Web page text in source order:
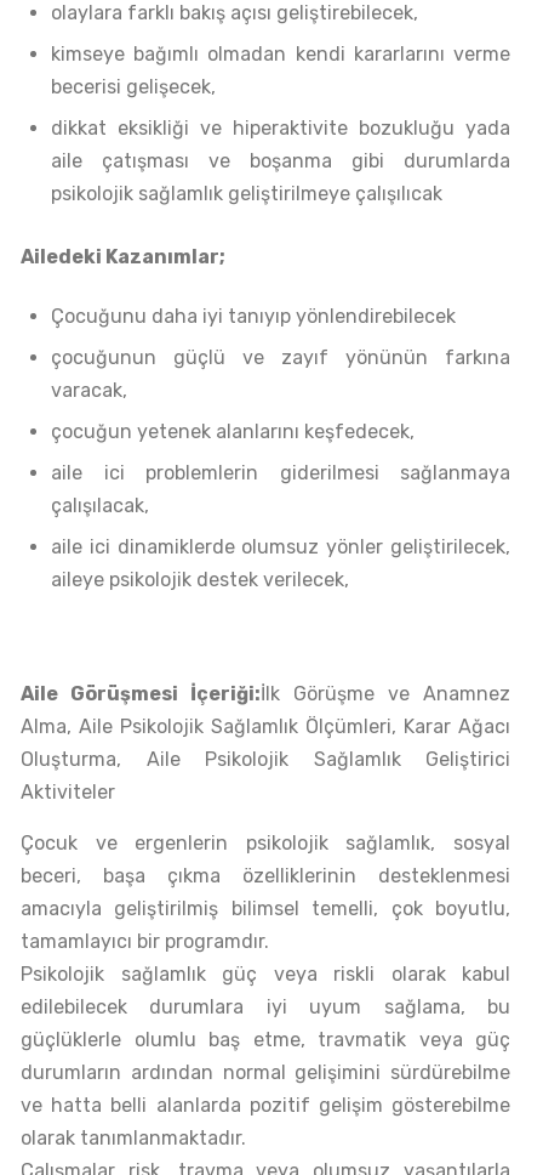
olaylara farklı bakış açısı geliştirebilecek,
kimseye bağımlı olmadan kendi kararlarını verme
becerisi gelişecek,
dikkat eksikliği ve hiperaktivite bozukluğu yada
aile çatışması ve boşanma gibi durumlarda
psikolojik sağlamlık geliştirilmeye çalışılıcak
Ailedeki Kazanımlar;
Çocuğunu daha iyi tanıyıp yönlendirebilecek
çocuğunun güçlü ve zayıf yönünün farkına
varacak,
çocuğun yetenek alanlarını keşfedecek,
aile ici problemlerin giderilmesi sağlanmaya
çalışılacak,
aile ici dinamiklerde olumsuz yönler geliştirilecek,
aileye psikolojik destek verilecek,
Aile Görüşmesi İçeriği:İlk Görüşme ve Anamnez
Alma, Aile Psikolojik Sağlamlık Ölçümleri, Karar Ağacı
Oluşturma, Aile Psikolojik Sağlamlık Geliştirici
Aktiviteler
Çocuk ve ergenlerin psikolojik sağlamlık, sosyal
beceri, başa çıkma özelliklerinin desteklenmesi
amacıyla geliştirilmiş bilimsel temelli, çok boyutlu,
tamamlayıcı bir programdır.
Psikolojik sağlamlık güç veya riskli olarak kabul
edilebilecek durumlara iyi uyum sağlama, bu
güçlüklerle olumlu baş etme, travmatik veya güç
durumların ardından normal gelişimini sürdürebilme
ve hatta belli alanlarda pozitif gelişim gösterebilme
olarak tanımlanmaktadır.
Çalışmalar risk, travma veya olumsuz yaşantılarla